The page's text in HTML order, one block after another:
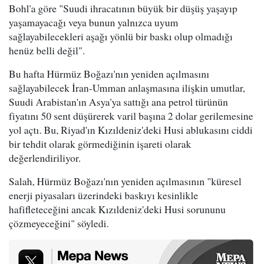
Bohl'a göre "Suudi ihracatının büyük bir düşüş yaşayıp
yaşamayacağı veya bunun yalnızca uyum
sağlayabilecekleri aşağı yönlü bir baskı olup olmadığı
henüz belli değil".
Bu hafta Hürmüz Boğazı'nın yeniden açılmasını
sağlayabilecek İran-Umman anlaşmasına ilişkin umutlar,
Suudi Arabistan'ın Asya'ya sattığı ana petrol türünün
fiyatını 50 sent düşürerek varil başına 2 dolar gerilemesine
yol açtı. Bu, Riyad'ın Kızıldeniz'deki Husi ablukasını ciddi
bir tehdit olarak görmediğinin işareti olarak
değerlendiriliyor.
Salah, Hürmüz Boğazı'nın yeniden açılmasının "küresel
enerji piyasaları üzerindeki baskıyı kesinlikle
hafifleteceğini ancak Kızıldeniz'deki Husi sorununu
çözmeyeceğini" söyledi.